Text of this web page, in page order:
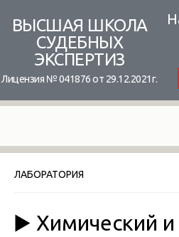
content
ВЫСШАЯ ШКОЛА
СУДЕБНЫХ
ЭКСПЕРТИЗ
Лицензия № 041876 от 29.12.2021г.
ЛАБОРАТОРИЯ
▶️ Химический и